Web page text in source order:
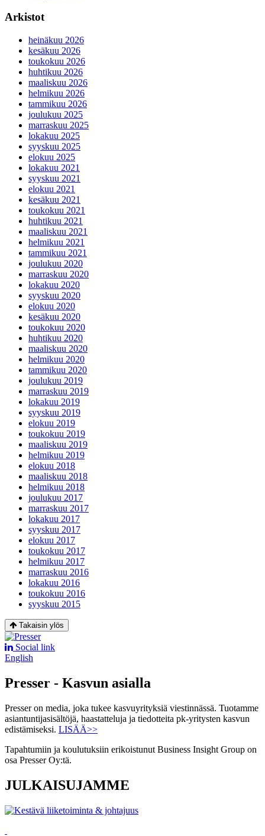
Arkistot
heinäkuu 2026
kesäkuu 2026
toukokuu 2026
huhtikuu 2026
maaliskuu 2026
helmikuu 2026
tammikuu 2026
joulukuu 2025
marraskuu 2025
lokakuu 2025
syyskuu 2025
elokuu 2025
lokakuu 2021
syyskuu 2021
elokuu 2021
kesäkuu 2021
toukokuu 2021
huhtikuu 2021
maaliskuu 2021
helmikuu 2021
tammikuu 2021
joulukuu 2020
marraskuu 2020
lokakuu 2020
syyskuu 2020
elokuu 2020
kesäkuu 2020
toukokuu 2020
huhtikuu 2020
maaliskuu 2020
helmikuu 2020
tammikuu 2020
joulukuu 2019
marraskuu 2019
lokakuu 2019
syyskuu 2019
elokuu 2019
toukokuu 2019
maaliskuu 2019
helmikuu 2019
elokuu 2018
maaliskuu 2018
helmikuu 2018
joulukuu 2017
marraskuu 2017
lokakuu 2017
syyskuu 2017
elokuu 2017
toukokuu 2017
helmikuu 2017
marraskuu 2016
lokakuu 2016
toukokuu 2016
syyskuu 2015
Takaisin ylös
Social link
English
Presser - Kasvun asialla
Presser on media, joka tukee kasvuyrityksiä viestinnässä. Tuotamme
asiantuntijasisältöjä, haastatteluja ja tiedotteita pk-yritysten kasvun
edistämiseksi. LISÄÄ>>
Tapahtumiin ja koulutuksiin erikoistunut Business Insight Group on
osa Presser Oy:tä.
JULKAISUJAMME